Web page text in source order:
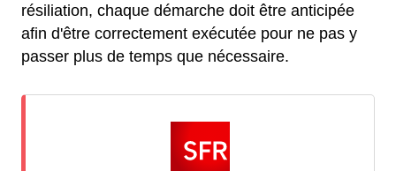
résiliation, chaque démarche doit être anticipée
afin d'être correctement exécutée pour ne pas y
passer plus de temps que nécessaire.